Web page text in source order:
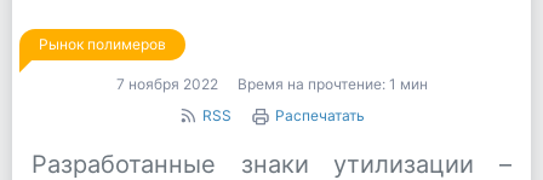
Рынок полимеров
7 ноября 2022 Время на прочтение: 1 мин
RSS
Распечатать
Разработанные знаки утилизации –